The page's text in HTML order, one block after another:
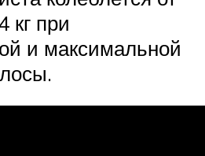
кг при
и максимальной